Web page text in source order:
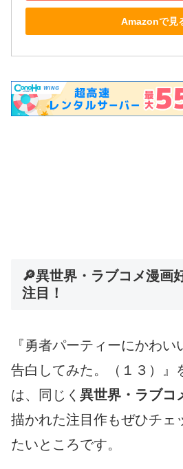
Amazonで見
🔎異世界・ラブコメ漫画
注目！
『勇者パーティーにかわい
告白してみた。（１３）』
は、同じく 異世界・ラブコ
描かれた注目作もぜひチェ
たいところです。